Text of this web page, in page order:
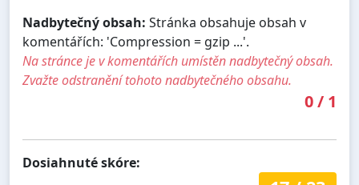
Nadbytečný obsah: Stránka obsahuje obsah v
komentářích: 'Compression = gzip ...'.
Na stránce je v komentářích umístěn nadbytečný obsah.
Zvažte odstranění tohoto nadbytečného obsahu.
0/ 1
Dosiahnuté skóre: